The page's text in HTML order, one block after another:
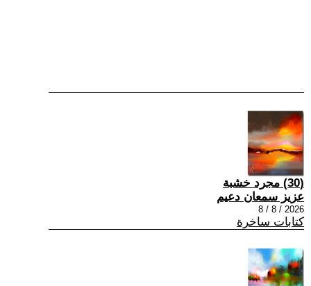
(30) مجرد خشبة
عزيز سمعان دعيم
2026 / 8 / 8
كتابات ساخرة